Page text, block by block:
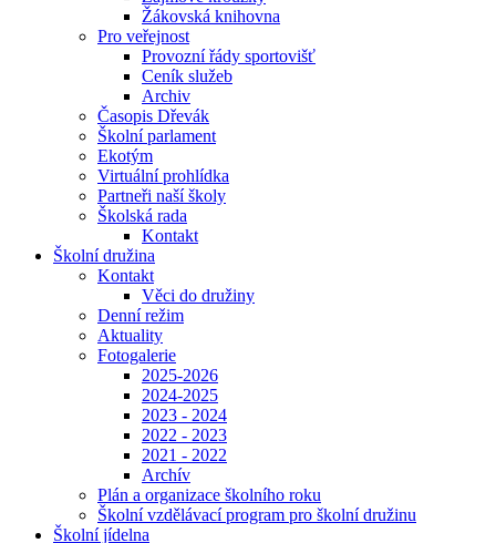
Žákovská knihovna
Pro veřejnost
Provozní řády sportovišť
Ceník služeb
Archiv
Časopis Dřevák
Školní parlament
Ekotým
Virtuální prohlídka
Partneři naší školy
Školská rada
Kontakt
Školní družina
Kontakt
Věci do družiny
Denní režim
Aktuality
Fotogalerie
2025-2026
2024-2025
2023 - 2024
2022 - 2023
2021 - 2022
Archív
Plán a organizace školního roku
Školní vzdělávací program pro školní družinu
Školní jídelna